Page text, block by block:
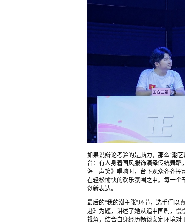
如果说辩论考验的是脑力，那么“潮
台：有人身着国风服饰演绎传统舞
海一声笑》唱响时，台下观众齐齐挥
在轻松愉快的欢乐氛围之中。每一个
创新表达。
最后的“我的潮主张”环节，选手们以
赴》为题，讲述了她从追中国剧，慢
视角，结合自身经历畅谈安定环境对